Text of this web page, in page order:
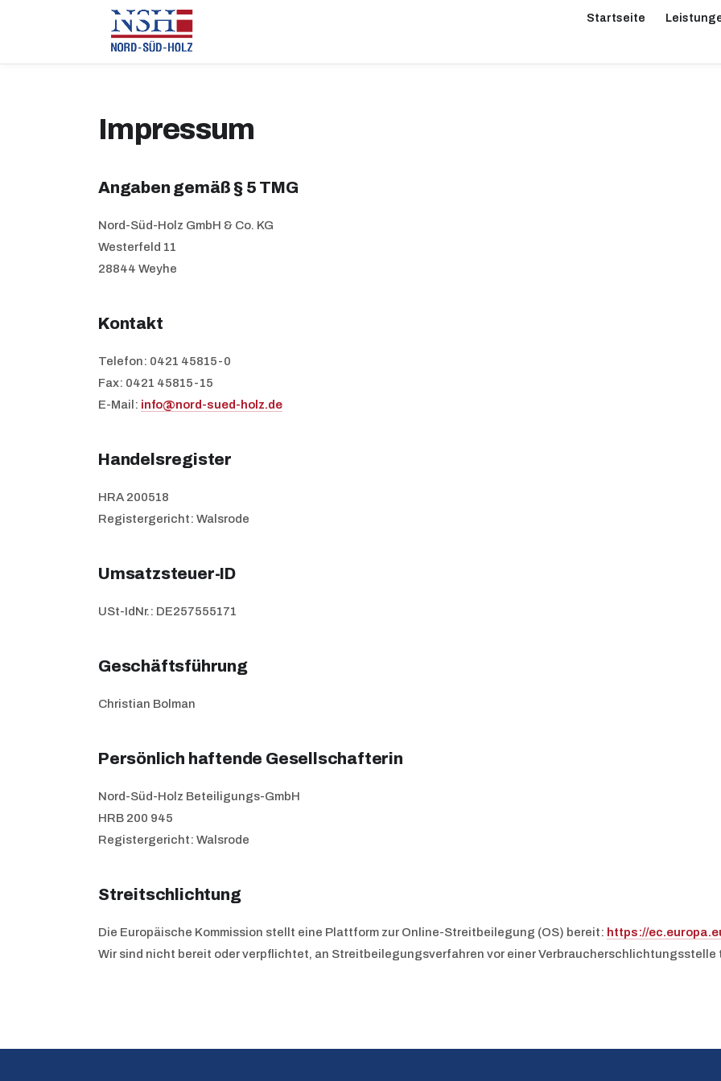
Startseite
Impressum
Angaben gemäß § 5 TMG
Nord-Süd-Holz GmbH & Co. KG
Westerfeld 11
28844 Weyhe
Kontakt
Telefon: 0421 45815-0
Fax: 0421 45815-15
E-Mail: info@nord-sued-holz.de
Handelsregister
HRA 200518
Registergericht: Walsrode
Umsatzsteuer-ID
USt-IdNr.: DE257555171
Geschäftsführung
Christian Bolman
Persönlich haftende Gesellschafterin
Nord-Süd-Holz Beteiligungs-GmbH
HRB 200 945
Registergericht: Walsrode
Streitschlichtung
Die Europäische Kommission stellt eine Plattform zur Online-Streitbeilegung (OS) bereit: https://
Wir sind nicht bereit oder verpflichtet, an Streitbeilegungsverfahren vor einer Verbraucherschlichtungsstelle